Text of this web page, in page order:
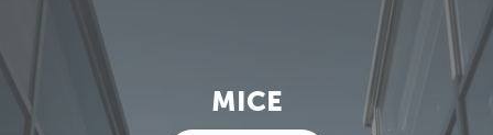
MICE